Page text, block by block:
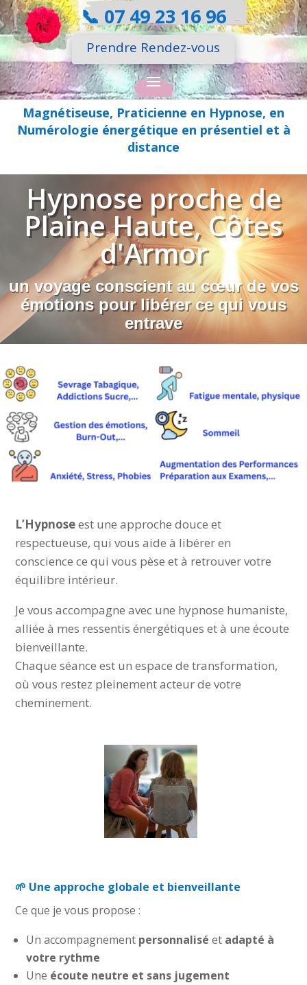
📞 07 49 23 16 96
Prendre Rendez-vous
Magnétiseuse, Praticienne en Hypnose, en
Numérologie énergétique en présentiel et à
distance
Hypnose proche de
Plaine Haute, Côtes
d'Armor
un voyage conscient au cœur de vos
émotions pour libérer ce qui vous
entrave
L’Hypnoseest une approche douce et
respectueuse, qui vous aide à libérer en
conscience ce qui vous pèse et à retrouver votre
équilibre intérieur.
Je vous accompagne avec une hypnose humaniste,
alliée à mes ressentis énergétiques et à une écoute
bienveillante.
Chaque séance est un espace de transformation,
où vous restez pleinement acteur de votre
cheminement.
🌱 Une approche globale et bienveillante
Ce que je vous propose :
Un accompagnement personnalisé et adapté à
votre rythme
Une écoute neutre et sans jugement